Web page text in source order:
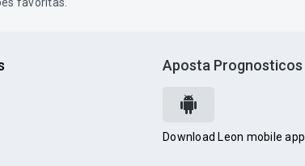
Aposta Prognosticos
Download Leon mobile app